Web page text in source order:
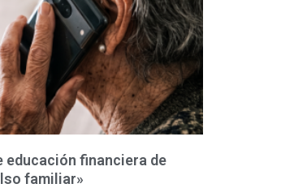
educación financiera de
familiar»